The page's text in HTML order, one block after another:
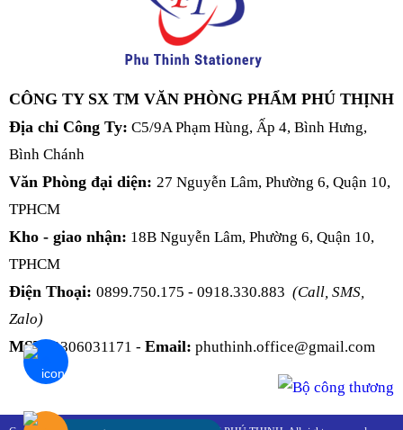
CÔNG TY SX TM VĂN PHÒNG PHẨM PHÚ THỊNH
Địa chỉ Công Ty: C5/9A Phạm Hùng, Ấp 4, Bình Hưng,
Bình Chánh
Văn Phòng đại diện: 27 Nguyễn Lâm, Phường 6, Quận 10,
TPHCM
Kho - giao nhận: 18B Nguyễn Lâm, Phường 6, Quận 10,
TPHCM
Điện Thoại: 0899.750.175 - 0918.330.883 (Call, SMS,
Zalo)
MST: 0306031171 - Email: phuthinh.office@gmail.com